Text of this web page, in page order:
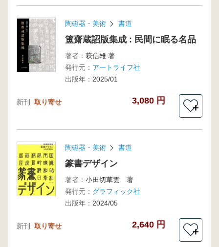
陶磁器・美術 書道
簠齋蔵詔版集成 : 民間に眠る名品
著者： 萩信雄 著
発行元： アートライフ社
出版年： 2025/01
新刊 取り寄せ 3,080 円
＋
陶磁器・美術 書道
篆書デザイン
著者： 小田切草雲 著
発行元： グラフィック社
出版年： 2024/05
新刊 取り寄せ 2,640 円
＋